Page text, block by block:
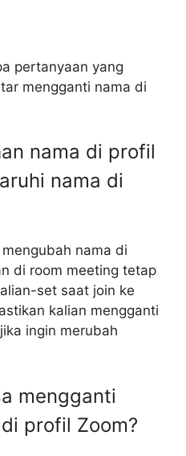
pertanyaan yang
mengganti nama di
nama di profil
nama di
nama di
di room meeting tetap
set saat join ke
kalian mengganti
ingin merubah
mengganti
profil Zoom?